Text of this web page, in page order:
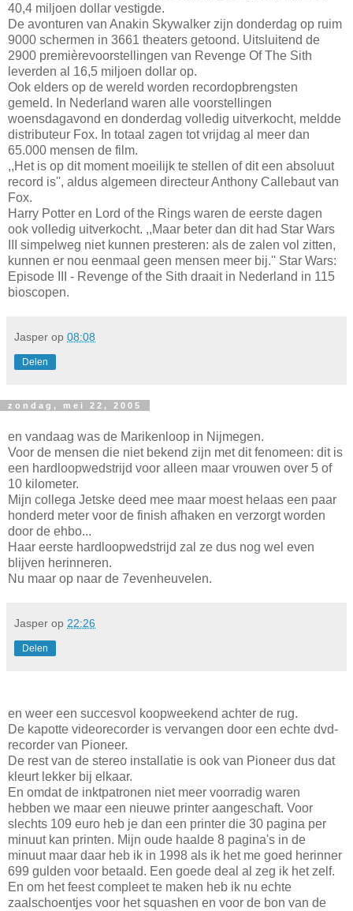
40,4 miljoen dollar vestigde.
De avonturen van Anakin Skywalker zijn donderdag op ruim
9000 schermen in 3661 theaters getoond. Uitsluitend de
2900 premièrevoorstellingen van Revenge Of The Sith
leverden al 16,5 miljoen dollar op.
Ook elders op de wereld worden recordopbrengsten
gemeld. In Nederland waren alle voorstellingen
woensdagavond en donderdag volledig uitverkocht, meldde
distributeur Fox. In totaal zagen tot vrijdag al meer dan
65.000 mensen de film.
,,Het is op dit moment moeilijk te stellen of dit een absoluut
record is'', aldus algemeen directeur Anthony Callebaut van
Fox.
Harry Potter en Lord of the Rings waren de eerste dagen
ook volledig uitverkocht. ,,Maar beter dan dit had Star Wars
III simpelweg niet kunnen presteren: als de zalen vol zitten,
kunnen er nou eenmaal geen mensen meer bij.'' Star Wars:
Episode III - Revenge of the Sith draait in Nederland in 115
bioscopen.
Jasper op 08:08
Delen
zondag, mei 22, 2005
en vandaag was de Marikenloop in Nijmegen.
Voor de mensen die niet bekend zijn met dit fenomeen: dit is
een hardloopwedstrijd voor alleen maar vrouwen over 5 of
10 kilometer.
Mijn collega Jetske deed mee maar moest helaas een paar
honderd meter voor de finish afhaken en verzorgt worden
door de ehbo...
Haar eerste hardloopwedstrijd zal ze dus nog wel even
blijven herinneren.
Nu maar op naar de 7evenheuvelen.
Jasper op 22:26
Delen
en weer een succesvol koopweekend achter de rug.
De kapotte videorecorder is vervangen door een echte dvd-
recorder van Pioneer.
De rest van de stereo installatie is ook van Pioneer dus dat
kleurt lekker bij elkaar.
En omdat de inktpatronen niet meer voorradig waren
hebben we maar een nieuwe printer aangeschaft. Voor
slechts 109 euro heb je dan een printer die 30 pagina per
minuut kan printen. Mijn oude haalde 8 pagina's in de
minuut maar daar heb ik in 1998 als ik het me goed herinner
699 gulden voor betaald. Een goede deal al zeg ik het zelf.
En om het feest compleet te maken heb ik nu echte
zaalschoentjes voor het squashen en voor de bon van de